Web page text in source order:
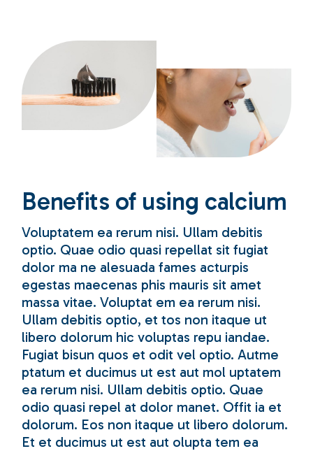
Benefits of using calcium
Voluptatem ea rerum nisi. Ullam debitis
optio. Quae odio quasi repellat sit fugiat
dolor ma ne alesuada fames acturpis
egestas maecenas phis mauris sit amet
massa vitae. Voluptat em ea rerum nisi.
Ullam debitis optio, et tos non itaque ut
libero dolorum hic voluptas repu iandae.
Fugiat bisun quos et odit vel optio. Autme
ptatum et ducimus ut est aut mol uptatem
ea rerum nisi. Ullam debitis optio. Quae
odio quasi repel at dolor manet. Offit ia et
dolorum. Eos non itaque ut libero dolorum.
Et et ducimus ut est aut olupta tem ea